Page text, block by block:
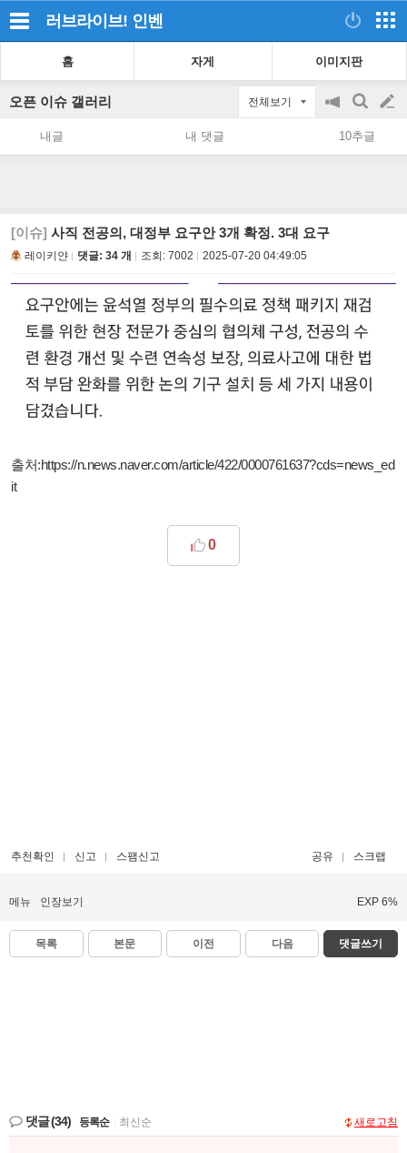
러브라이브! 인벤
홈 자게 이미지판
오픈 이슈 갤러리 전체보기
공
지
on/off
검
색
글
쓰
내글 내 댓글 10추글
[이슈] 사직 전공의, 대정부 요구안 3개 확정. 3대 요구
레이키얀 댓글: 34 개 조회: 7002 2025-07-20 04:49:05
출처:https://n.news.naver.com/article/422/0000761637?cds=news_ed
it
0
추천확인 신고 스팸신고 공유 스크랩
메뉴 인장보기 EXP 6%
목록 본문 이전 다음 댓글쓰기
댓글(34) 등록순 최신순 새로고침